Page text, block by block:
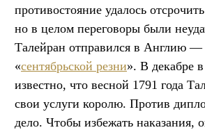
противостояние удалось
но в целом переговоры были
Талейран отправился в Англию —
«сентябрьской резни». В декабре
известно, что весной 1791 года
свои услуги королю. Против
дело. Чтобы избежать наказания,